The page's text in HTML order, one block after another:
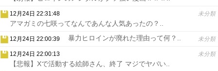
12月24日 22:31:48 未分類
アマガミの七咲ってなんであんな人気あったの？..
12月24日 22:00:39 未分類
暴力ヒロインが廃れた理由って何？..
12月24日 22:00:13 未分類
【悲報】Xで活動する絵師さん、終了 マジでヤバい..